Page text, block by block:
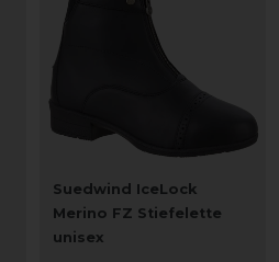
Suedwind IceLock
Merino FZ Stiefelette
unisex